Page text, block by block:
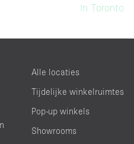
In Toronto
Alle locaties
Tijdelijke winkelruimtes
Pop-up winkels
Showrooms